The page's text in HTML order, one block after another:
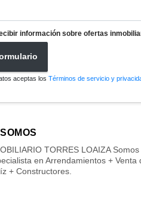
información sobre ofertas
aceptas los Términos de servicio y
TORRES LOAIZA Somos
en Arrendamientos + Venta
+ Constructores.